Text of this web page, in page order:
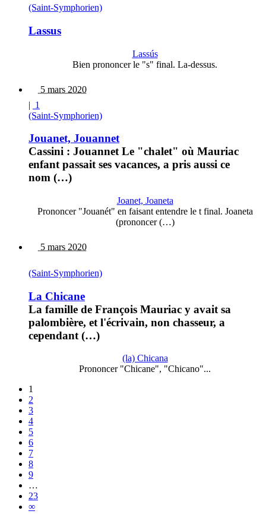
(Saint-Symphorien)
Lassus
Lassús
Bien prononcer le "s" final. La-dessus.
5 mars 2020
| 1
(Saint-Symphorien)
Jouanet, Jouannet
Cassini : Jouannet Le "chalet" où Mauriac
enfant passait ses vacances, a pris aussi ce
nom (…)
Joanet, Joaneta
Prononcer "Jouanét" en faisant entendre le t final. Joaneta
(prononcer (…)
5 mars 2020
(Saint-Symphorien)
La Chicane
La famille de François Mauriac y avait sa
palombière, et l'écrivain, non chasseur, a
cependant (…)
(la) Chicana
Prononcer "Chicane", "Chicano"...
1
2
3
4
5
6
7
8
9
…
23
∞